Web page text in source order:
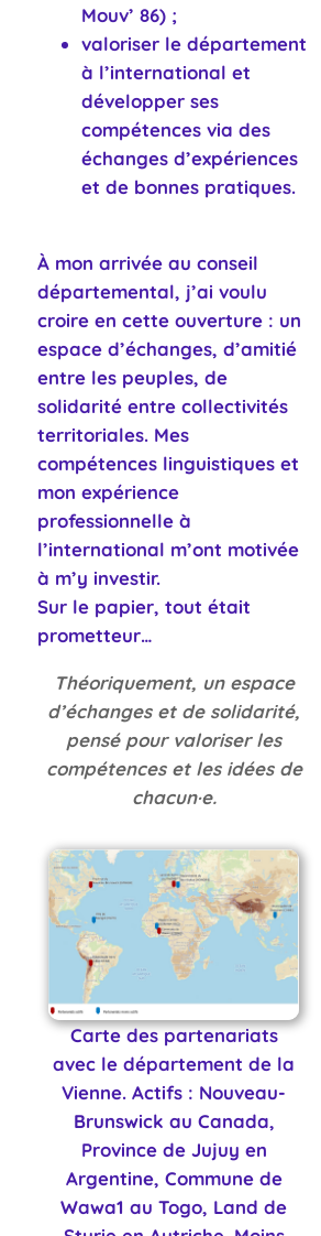
Mouv’ 86) ;
valoriser le département
à l’international et
développer ses
compétences via des
échanges d’expériences
et de bonnes pratiques.
À mon arrivée au conseil
départemental, j’ai voulu
croire en cette ouverture : un
espace d’échanges, d’amitié
entre les peuples, de
solidarité entre collectivités
territoriales. Mes
compétences linguistiques et
mon expérience
professionnelle à
l’international m’ont motivée
à m’y investir.
Sur le papier, tout était
prometteur…
Théoriquement, un espace
d’échanges et de solidarité,
pensé pour valoriser les
compétences et les idées de
chacun·e.
Carte des partenariats
avec le département de la
Vienne. Actifs : Nouveau-
Brunswick au Canada,
Province de Jujuy en
Argentine, Commune de
Wawa1 au Togo, Land de